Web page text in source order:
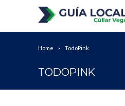
Home TodoPink
TODOPINK